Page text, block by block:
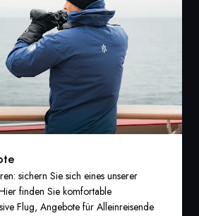
sichern Sie sich eines unserer
finden Sie komfortable
Flug, Angebote für Alleinreisende